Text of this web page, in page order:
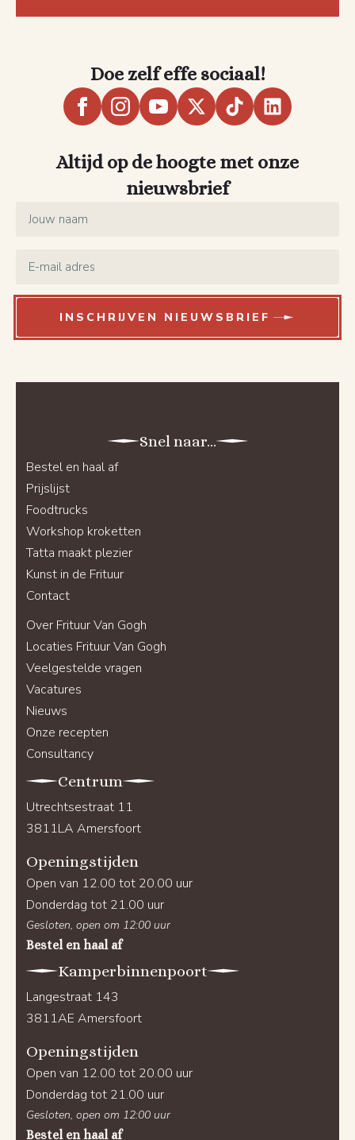
Doe zelf effe sociaal!
Altijd op de hoogte met onze
nieuwsbrief
INSCHRIJVEN NIEUWSBRIEF
Snel naar...
Bestel en haal af
Prijslijst
Foodtrucks
Workshop kroketten
Tatta maakt plezier
Kunst in de Frituur
Contact
Over Frituur Van Gogh
Locaties Frituur Van Gogh
Veelgestelde vragen
Vacatures
Nieuws
Onze recepten
Consultancy
Centrum
Utrechtsestraat 11
3811LA Amersfoort
Openingstijden
Open van 12.00 tot 20.00 uur
Donderdag tot 21.00 uur
Gesloten, open om 12:00 uur
Bestel en haal af
Kamperbinnenpoort
Langestraat 143
3811AE Amersfoort
Openingstijden
Open van 12.00 tot 20.00 uur
Donderdag tot 21.00 uur
Gesloten, open om 12:00 uur
Bestel en haal af